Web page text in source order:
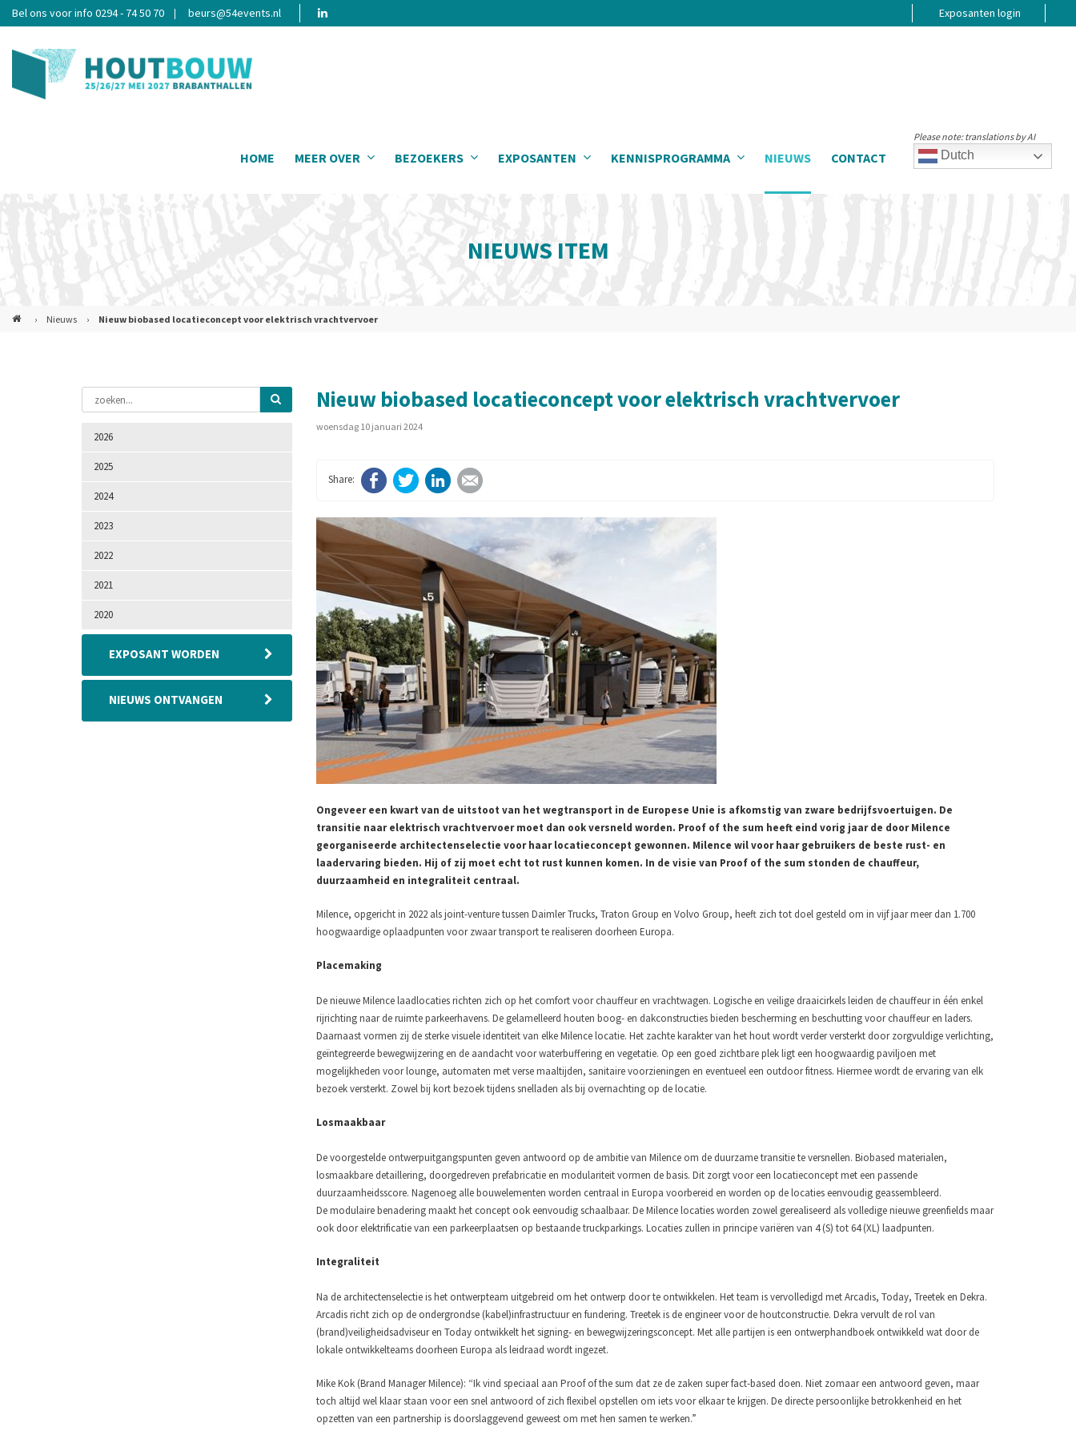
Bel ons voor info 0294 - 74 50 70 beurs@54events.nl Exposanten login
HOME MEER OVER BEZOEKERS EXPOSANTEN KENNISPROGRAMMA NIEUWS CONTACT Dutch
Please note: translations by AI
NIEUWS ITEM
› Nieuws › Nieuw biobased locatieconcept voor elektrisch vrachtvervoer
2026
2025
2024
2023
2022
2021
2020
EXPOSANT WORDEN
NIEUWS ONTVANGEN
Nieuw biobased locatieconcept voor elektrisch vrachtvervoer
woensdag 10 januari 2024
FacebookTwitterLinkedInE-mail
Ongeveer een kwart van de uitstoot van het wegtransport in de Europese Unie is afkomstig van zware bedrijfsvoertuigen. De
transitie naar elektrisch vrachtvervoer moet dan ook versneld worden. Proof of the sum heeft eind vorig jaar de door Milence
georganiseerde architectenselectie voor haar locatieconcept gewonnen. Milence wil voor haar gebruikers de beste rust- en
laadervaring bieden. Hij of zij moet echt tot rust kunnen komen. In de visie van Proof of the sum stonden de chauffeur,
duurzaamheid en integraliteit centraal.
Milence, opgericht in 2022 als joint-venture tussen Daimler Trucks, Traton Group en Volvo Group, heeft zich tot doel gesteld om in vijf jaar meer dan 1.700
hoogwaardige oplaadpunten voor zwaar transport te realiseren doorheen Europa.
Placemaking
De nieuwe Milence laadlocaties richten zich op het comfort voor chauffeur en vrachtwagen. Logische en veilige draaicirkels leiden de chauffeur in één enkel
rijrichting naar de ruimte parkeerhavens. De gelamelleerd houten boog- en dakconstructies bieden bescherming en beschutting voor chauffeur en laders.
Daarnaast vormen zij de sterke visuele identiteit van elke Milence locatie. Het zachte karakter van het hout wordt verder versterkt door zorgvuldige verlichting,
geïntegreerde bewegwijzering en de aandacht voor waterbuffering en vegetatie. Op een goed zichtbare plek ligt een hoogwaardig paviljoen met
mogelijkheden voor lounge, automaten met verse maaltijden, sanitaire voorzieningen en eventueel een outdoor fitness. Hiermee wordt de ervaring van elk
bezoek versterkt. Zowel bij kort bezoek tijdens snelladen als bij overnachting op de locatie.
Losmaakbaar
De voorgestelde ontwerpuitgangspunten geven antwoord op de ambitie van Milence om de duurzame transitie te versnellen. Biobased materialen,
losmaakbare detaillering, doorgedreven prefabricatie en modulariteit vormen de basis. Dit zorgt voor een locatieconcept met een passende
duurzaamheidsscore. Nagenoeg alle bouwelementen worden centraal in Europa voorbereid en worden op de locaties eenvoudig geassembleerd.
De modulaire benadering maakt het concept ook eenvoudig schaalbaar. De Milence locaties worden zowel gerealiseerd als volledige nieuwe greenfields maar
ook door elektrificatie van een parkeerplaatsen op bestaande truckparkings. Locaties zullen in principe variëren van 4 (S) tot 64 (XL) laadpunten.
Integraliteit
Na de architectenselectie is het ontwerpteam uitgebreid om het ontwerp door te ontwikkelen. Het team is vervolledigd met Arcadis, Today, Treetek en Dekra.
Arcadis richt zich op de ondergrondse (kabel)infrastructuur en fundering. Treetek is de engineer voor de houtconstructie. Dekra vervult de rol van
(brand)veiligheidsadviseur en Today ontwikkelt het signing- en bewegwijzeringsconcept. Met alle partijen is een ontwerphandboek ontwikkeld wat door de
lokale ontwikkelteams doorheen Europa als leidraad wordt ingezet.
Mike Kok (Brand Manager Milence): “Ik vind speciaal aan Proof of the sum dat ze de zaken super fact-based doen. Niet zomaar een antwoord geven, maar
toch altijd wel klaar staan voor een snel antwoord of zich flexibel opstellen om iets voor elkaar te krijgen. De directe persoonlijke betrokkenheid en het
opzetten van een partnership is doorslaggevend geweest om met hen samen te werken.”